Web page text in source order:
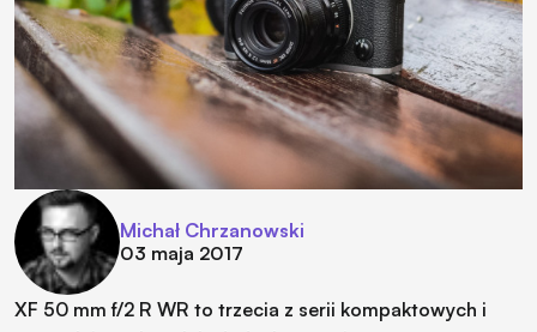
Michał Chrzanowski
03 maja 2017
XF 50 mm f/2 R WR to trzecia z serii kompaktowych i